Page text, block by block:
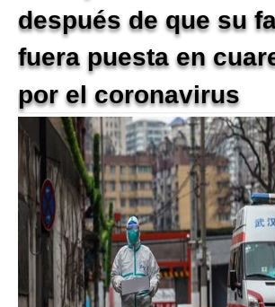
después de que su
fuera puesta en
por el coronavirus